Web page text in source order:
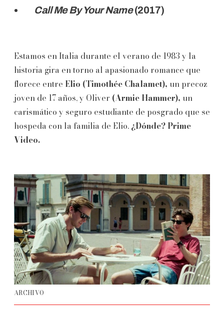
Call Me By Your Name(2017)
Estamos en Italia durante el verano de 1983 y la
historia gira en torno al apasionado romance que
florece entre Elio (Timothée Chalamet), un precoz
joven de 17 años, y Oliver (Armie Hammer), un
carismático y seguro estudiante de posgrado que se
hospeda con la familia de Elio. ¿Dónde? Prime
Video.
ARCHIVO